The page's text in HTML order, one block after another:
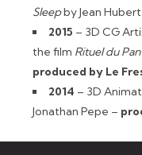
Sleepby Jean
2015 – 3D CG
the film Rituel du
produced by Le
2014 – 3D
Jonathan Pepe –